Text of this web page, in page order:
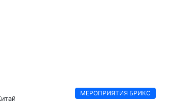
МЕРОПРИЯТИЯ БРИКС